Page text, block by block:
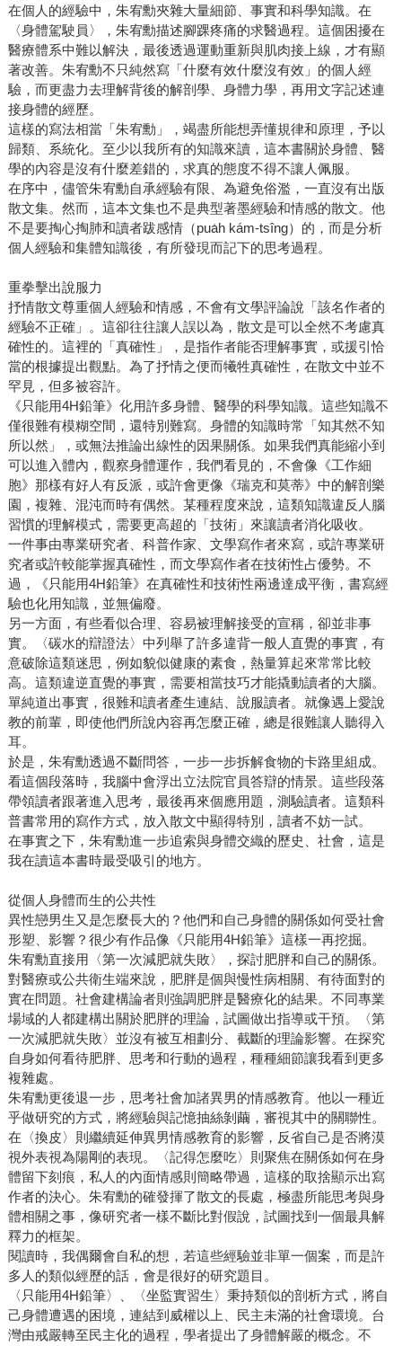
在個人的經驗中，朱宥勳夾雜大量細節、事實和科學知識。在
〈身體駕駛員〉，朱宥勳描述腳踝疼痛的求醫過程。這個困擾在
醫療體系中難以解決，最後透過運動重新與肌肉接上線，才有顯
著改善。朱宥勳不只純然寫「什麼有效什麼沒有效」的個人經
驗，而更盡力去理解背後的解剖學、身體力學，再用文字記述連
接身體的經歷。
這樣的寫法相當「朱宥勳」，竭盡所能想弄懂規律和原理，予以
歸類、系統化。至少以我所有的知識來讀，這本書關於身體、醫
學的內容是沒有什麼差錯的，求真的態度不得不讓人佩服。
在序中，儘管朱宥勳自承經驗有限、為避免俗濫，一直沒有出版
散文集。然而，這本文集也不是典型著墨經驗和情感的散文。他
不是要掏心掏肺和讀者跋感情（pua̍h kám-tsîng）的，而是分析
個人經驗和集體知識後，有所發現而記下的思考過程。
重拳擊出說服力
抒情散文尊重個人經驗和情感，不會有文學評論說「該名作者的
經驗不正確」。這卻往往讓人誤以為，散文是可以全然不考慮真
確性的。這裡的「真確性」，是指作者能否理解事實，或援引恰
當的根據提出觀點。為了抒情之便而犧牲真確性，在散文中並不
罕見，但多被容許。
《只能用4H鉛筆》化用許多身體、醫學的科學知識。這些知識不
僅很難有模糊空間，還特別難寫。身體的知識時常「知其然不知
所以然」，或無法推論出線性的因果關係。如果我們真能縮小到
可以進入體內，觀察身體運作，我們看見的，不會像《工作細
胞》那樣有好人有反派，或許會更像《瑞克和莫蒂》中的解剖樂
園，複雜、混沌而時有偶然。某種程度來說，這類知識違反人腦
習慣的理解模式，需要更高超的「技術」來讓讀者消化吸收。
一件事由專業研究者、科普作家、文學寫作者來寫，或許專業研
究者或許較能掌握真確性，而文學寫作者在技術性占優勢。不
過，《只能用4H鉛筆》在真確性和技術性兩邊達成平衡，書寫經
驗也化用知識，並無偏廢。
另一方面，有些看似合理、容易被理解接受的宣稱，卻並非事
實。〈碳水的辯證法〉中列舉了許多違背一般人直覺的事實，有
意破除這類迷思，例如貌似健康的素食，熱量算起來常常比較
高。這類違逆直覺的事實，需要相當技巧才能撬動讀者的大腦。
單純道出事實，很難和讀者產生連結、說服讀者。就像遇上愛說
教的前輩，即使他們所說內容再怎麼正確，總是很難讓人聽得入
耳。
於是，朱宥勳透過不斷問答，一步一步拆解食物的卡路里組成。
看這個段落時，我腦中會浮出立法院官員答辯的情景。這些段落
帶領讀者跟著進入思考，最後再來個應用題，測驗讀者。這類科
普書常用的寫作方式，放入散文中顯得特別，讀者不妨一試。
在事實之下，朱宥勳進一步追索與身體交織的歷史、社會，這是
我在讀這本書時最受吸引的地方。
從個人身體而生的公共性
異性戀男生又是怎麼長大的？他們和自己身體的關係如何受社會
形塑、影響？很少有作品像《只能用4H鉛筆》這樣一再挖掘。
朱宥勳直接用〈第一次減肥就失敗〉，探討肥胖和自己的關係。
對醫療或公共衛生端來說，肥胖是個與慢性病相關、有待面對的
實在問題。社會建構論者則強調肥胖是醫療化的結果。不同專業
場域的人都建構出關於肥胖的理論，試圖做出指導或干預。〈第
一次減肥就失敗〉並沒有被互相劃分、截斷的理論影響。在探究
自身如何看待肥胖、思考和行動的過程，種種細節讓我看到更多
複雜處。
朱宥勳更後退一步，思考社會加諸異男的情感教育。他以一種近
乎做研究的方式，將經驗與記憶抽絲剝繭，審視其中的關聯性。
在〈換皮〉則繼續延伸異男情感教育的影響，反省自己是否將漠
視外表視為陽剛的表現。〈記得怎麼吃〉則聚焦在關係如何在身
體留下刻痕，私人的內面情感則簡略帶過，這樣的取捨顯示出寫
作者的決心。朱宥勳的確發揮了散文的長處，極盡所能思考與身
體相關之事，像研究者一樣不斷比對假說，試圖找到一個最具解
釋力的框架。
閱讀時，我偶爾會自私的想，若這些經驗並非單一個案，而是許
多人的類似經歷的話，會是很好的研究題目。
〈只能用4H鉛筆〉、〈坐監實習生〉秉持類似的剖析方式，將自
己身體遭遇的困境，連結到威權以上、民主未滿的社會環境。台
灣由戒嚴轉至民主化的過程，學者提出了身體解嚴的概念。不